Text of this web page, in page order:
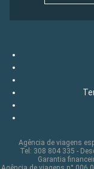
Agência de viagens
Tel: 308 804 335 -
Garantia